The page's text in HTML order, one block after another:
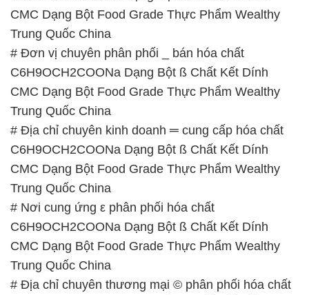
CMC Dạng Bột Food Grade Thực Phẩm Wealthy
Trung Quốc China
# Đơn vị chuyên phân phối _ bán hóa chất
C6H9OCH2COONa Dạng Bột ß Chất Kết Dính
CMC Dạng Bột Food Grade Thực Phẩm Wealthy
Trung Quốc China
# Địa chỉ chuyên kinh doanh ═ cung cấp hóa chất
C6H9OCH2COONa Dạng Bột ß Chất Kết Dính
CMC Dạng Bột Food Grade Thực Phẩm Wealthy
Trung Quốc China
# Nơi cung ứng ε phân phối hóa chất
C6H9OCH2COONa Dạng Bột ß Chất Kết Dính
CMC Dạng Bột Food Grade Thực Phẩm Wealthy
Trung Quốc China
# Địa chỉ chuyên thương mại © phân phối hóa chất